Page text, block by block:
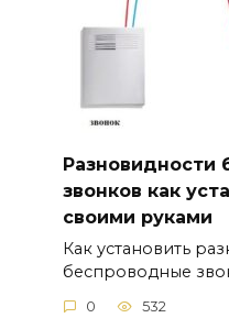
Разновидности
звонков как
своими руками
Как установить
беспроводные
0 532